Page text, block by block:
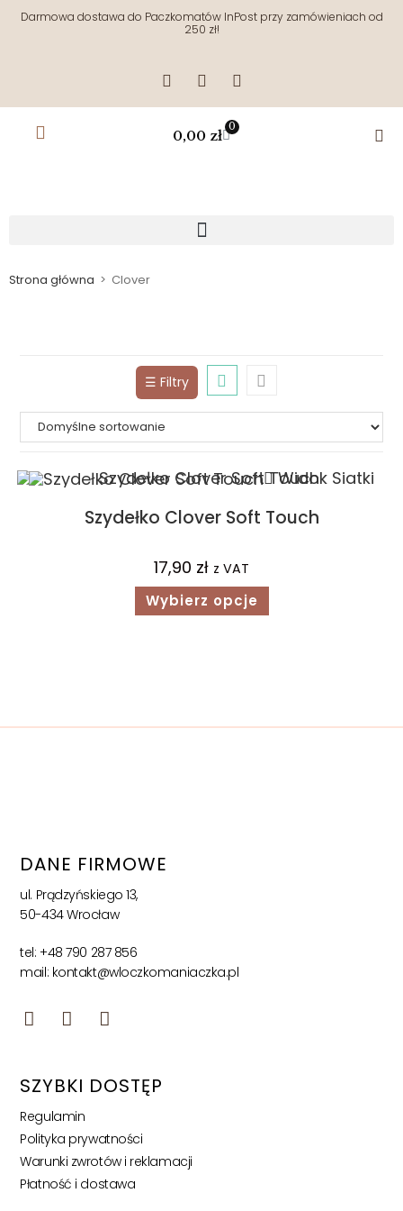
Darmowa dostawa do Paczkomatów InPost przy zamówieniach od
250 zł!
0,00 zł
0
Strona główna > Clover
☰ Filtry
Widok Siatki
Szydełko Clover Soft Touch
17,90 zł z VAT
Wybierz opcje
DANE FIRMOWE
ul. Prądzyńskiego 13,
50-434 Wrocław
tel: +48 790 287 856
mail: kontakt@wloczkomaniaczka.pl
SZYBKI DOSTĘP
Regulamin
Polityka prywatności
Warunki zwrotów i reklamacji
Płatność i dostawa